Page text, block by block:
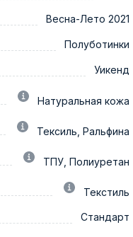
Весна-Лето 2021
Полуботинки
Уикенд
Натуральная кожа
Тексиль, Ральфина
ТПУ, Полиуретан
Текстиль
Стандарт